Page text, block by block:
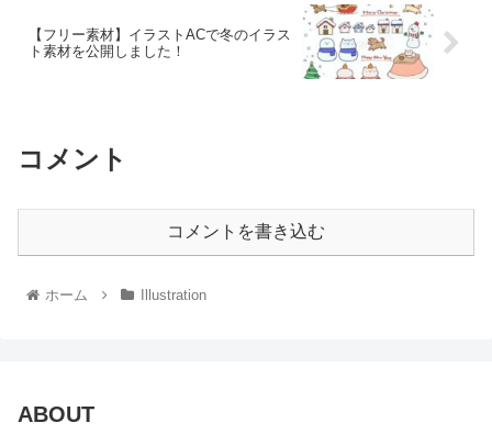
【フリー素材】イラストACで冬のイラス
ト素材を公開しました！
コメント
コメントを書き込む
ホーム Illustration
ABOUT